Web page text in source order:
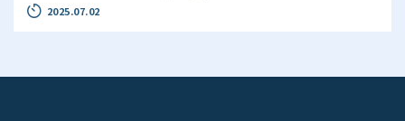
2025.07.02